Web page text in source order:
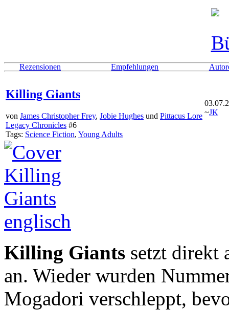
Rezensionen Empfehlungen
Killing Giants
von James Christopher Frey, Jobie Hughes und Pittacus Lore
Legacy Chronicles #6
Tags: Science Fiction, Young Adults
~JK
Killing Giants setzt direkt
an. Wieder wurden
Mogadori verschleppt,